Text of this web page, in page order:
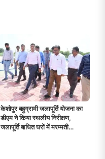
केशोपुर बहुग्रामी जलापूर्ति योजना का
डीएम ने किया स्थलीय निरीक्षण,
जलापूर्ति बाधित घरों में मरम्मती